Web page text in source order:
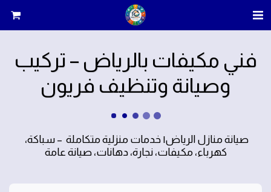
فني مكيفات بالرياض – تركيب
وصيانة وتنظيف فريون
كهرباء، مكيفات، نجارة، دهانات، صيانة عامة